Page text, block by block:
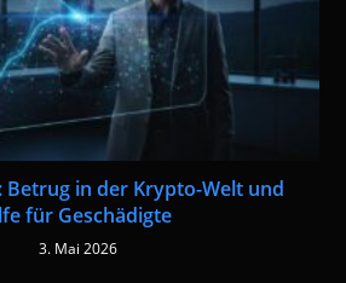
in der Krypto-Welt und
für Geschädigte
3. Mai 2026